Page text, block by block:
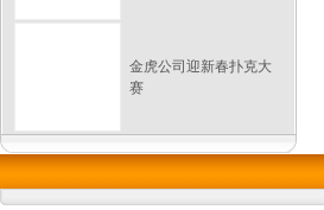
金虎公司迎新春扑克大
赛